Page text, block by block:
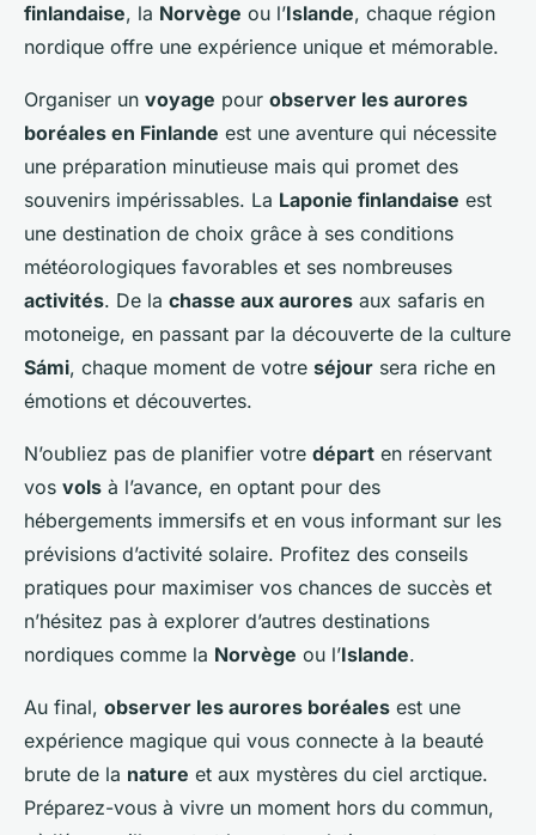
finlandaise, la Norvège ou l’Islande, chaque région
nordique offre une expérience unique et mémorable.
Organiser un voyage pour observer les aurores
boréales en Finlande est une aventure qui nécessite
une préparation minutieuse mais qui promet des
souvenirs impérissables. La Laponie finlandaise est
une destination de choix grâce à ses conditions
météorologiques favorables et ses nombreuses
activités. De la chasse aux aurores aux safaris en
motoneige, en passant par la découverte de la culture
Sámi, chaque moment de votre séjour sera riche en
émotions et découvertes.
N’oubliez pas de planifier votre départ en réservant
vos vols à l’avance, en optant pour des
hébergements immersifs et en vous informant sur les
prévisions d’activité solaire. Profitez des conseils
pratiques pour maximiser vos chances de succès et
n’hésitez pas à explorer d’autres destinations
nordiques comme la Norvège ou l’Islande.
Au final, observer les aurores boréales est une
expérience magique qui vous connecte à la beauté
brute de la nature et aux mystères du ciel arctique.
Préparez-vous à vivre un moment hors du commun,